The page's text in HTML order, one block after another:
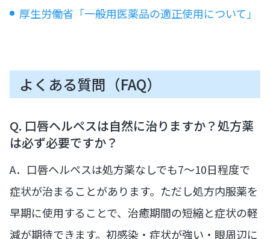
厚生労働省「一般用医薬品の適正使用について」
よくある質問（FAQ）
Q. 口唇ヘルペスは自然に治りますか？処方薬
は必ず必要ですか？
A．口唇ヘルペスは処方薬なしでも7〜10日程度で
症状が治まることがあります。ただし処方内服薬を
早期に使用することで、治癒期間の短縮と症状の軽
減が期待できます。初感染・症状が強い・眼周辺に